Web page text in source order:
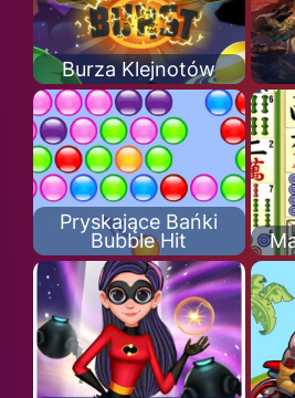
Burza Klejnotów
Pryskające Bańki
Bubble Hit